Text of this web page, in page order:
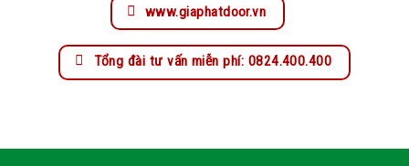
www.giaphatdoor.vn
Tổng đài tư vấn miễn phí: 0824.400.400